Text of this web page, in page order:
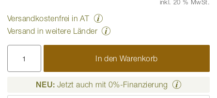
inkl. 20 % MwSt.
Versandkostenfrei in AT
Versand in weitere Länder
In den Warenkorb
NEU: Jetzt auch mit 0%-Finanzierung